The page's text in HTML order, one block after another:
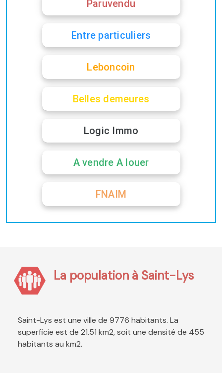
Paruvendu
Entre particuliers
Leboncoin
Belles demeures
Logic Immo
A vendre A louer
FNAIM
La population à Saint-Lys
Saint-Lys est une ville de 9776 habitants. La
superficie est de 21.51 km2, soit une densité de 455
habitants au km2.